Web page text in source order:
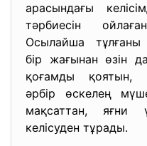
арасындағы
тәрбиесін
Осылайша
бір жағынан өзін
қоғамды қоятын,
әрбір өскелең
мақсаттан, яғни
келісуден тұрады.